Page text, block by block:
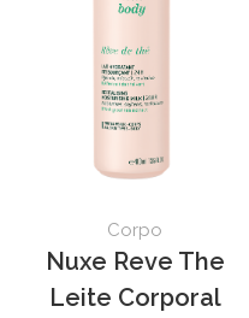
Corpo
Nuxe Reve The
Leite Corporal